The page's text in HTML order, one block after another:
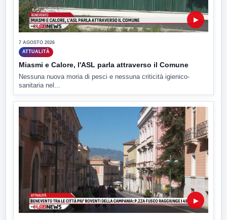
▶
7 AGOSTO 2026
ATTUALITÀ
Miasmi e Calore, l'ASL parla attraverso il Comune
Nessuna nuova moria di pesci e nessuna criticità igienico-
sanitaria nel...
▶